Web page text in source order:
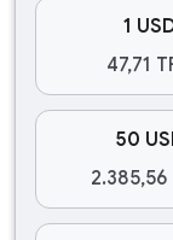
1
47,71
50
2.385,56